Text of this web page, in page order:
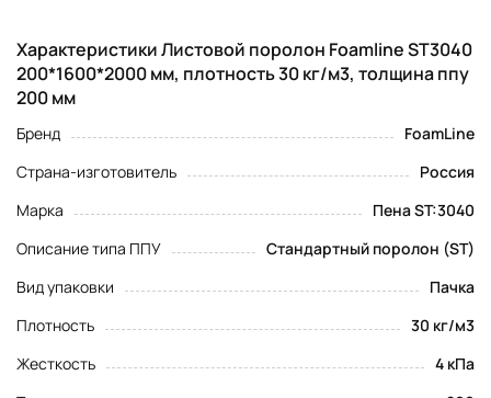
Характеристики Листовой поролон Foamline ST3040
200*1600*2000 мм, плотность 30 кг/м3, толщина ппу
200 мм
Бренд
FoamLine
Страна-изготовитель
Россия
Марка
Пена ST:3040
Описание типа ППУ
Стандартный поролон (ST)
Вид упаковки
Пачка
Плотность
30 кг/м3
Жесткость
4 кПа